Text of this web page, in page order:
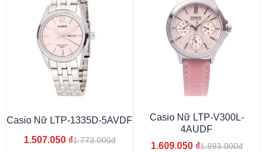
Dây màu xanh Dây màu đỏ
Dây màu vàng
Dây màu hồng
Dây phối màu
Casio Nữ LTP-1335D-5AVDF
1.507.050 ₫1.773.000đ
Casio Nữ LTP-V300L-
4AUDF
1.609.050 ₫1.893.000đ